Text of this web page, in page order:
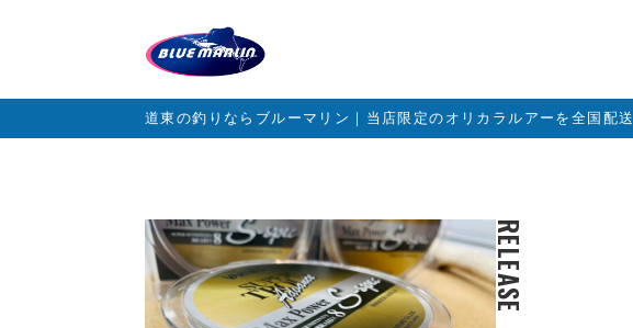
道東の釣りならブルーマリン｜当店限定のオリカラルアーを全国配送
RELEASE